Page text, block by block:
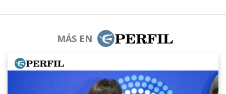
MÁS EN